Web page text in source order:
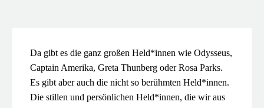
Da gibt es die ganz großen Held*innen wie Odysseus,
Captain Amerika, Greta Thunberg oder Rosa Parks.
Es gibt aber auch die nicht so berühmten Held*innen.
Die stillen und persönlichen Held*innen, die wir aus